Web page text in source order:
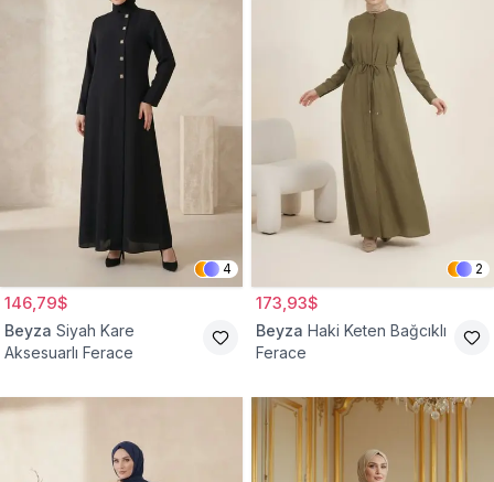
4
146,79$
Beyza Siyah Kare
Aksesuarlı Ferace
2
173,93$
Beyza Haki Keten Bağcıklı
Ferace